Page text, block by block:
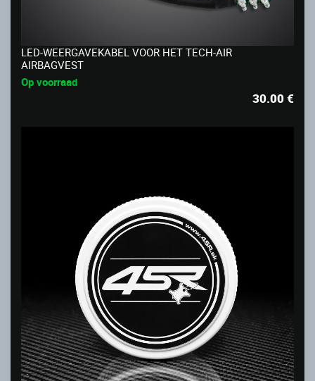
LED-WEERGAVEKABEL VOOR HET TECH-AIR
AIRBAGVEST
Op voorraad
30.00€